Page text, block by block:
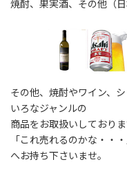
焼酎、果実酒、その他（
その他、焼酎やワイン、
いろなジャンルの
商品をお取扱いしておりま
「これ売れるのかな・・
へお持ち下さいませ。